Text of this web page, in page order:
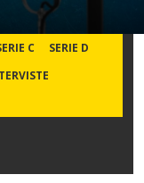
C
SERIE D